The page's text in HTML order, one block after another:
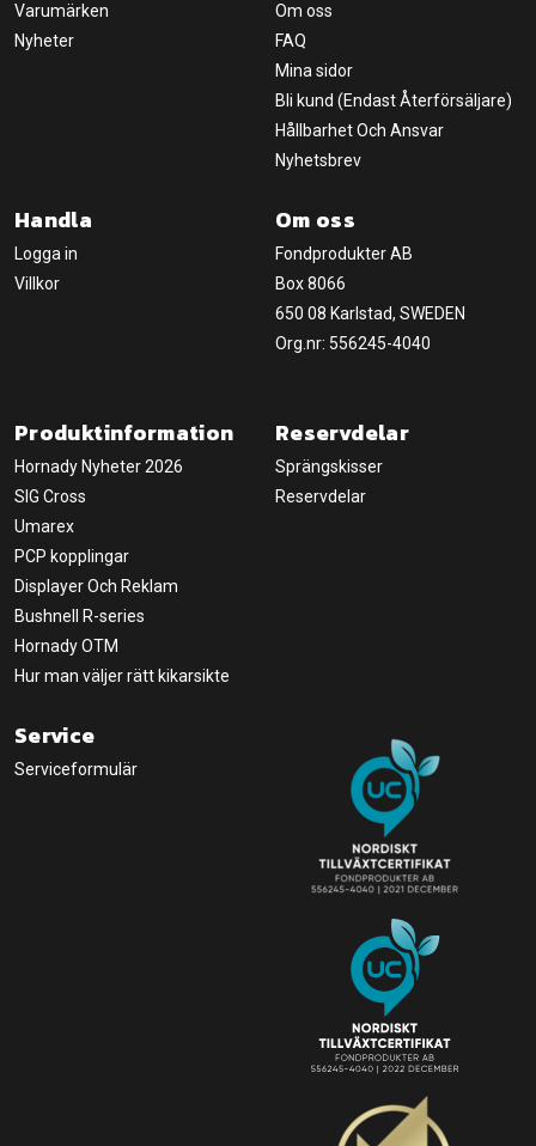
Varumärken
Nyheter
Om oss
FAQ
Mina sidor
Bli kund (Endast Återförsäljare)
Hållbarhet Och Ansvar
Nyhetsbrev
Handla
Logga in
Villkor
Om oss
Fondprodukter AB
Box 8066
650 08 Karlstad, SWEDEN
Org.nr: 556245-4040
Produktinformation
Hornady Nyheter 2026
SIG Cross
Umarex
PCP kopplingar
Displayer Och Reklam
Bushnell R-series
Hornady OTM
Hur man väljer rätt kikarsikte
Reservdelar
Sprängskisser
Reservdelar
Service
Serviceformulär